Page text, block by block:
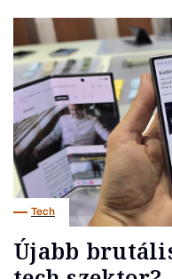
Tech
Újabb